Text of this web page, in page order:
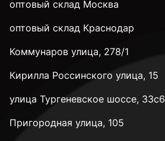
3,9 мм
4 мм
оптовый склад Москва
оптовый склад Краснодар
Коммунаров улица, 278/1
Кирилла Россинского улица, 15
улица Тургеневское шоссе, 33с6
Пригородная улица, 105